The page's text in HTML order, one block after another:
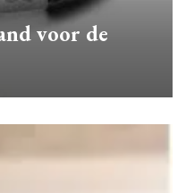
voor de